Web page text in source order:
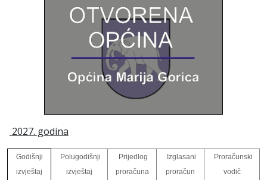
2027. godina
Godišnji
izvještaj
Polugodišnji
izvještaj
Prijedlog
proračuna
Izglasani
proračun
Proračunski
vodič